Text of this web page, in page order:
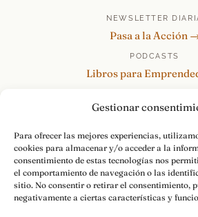
Gestionar
Para ofrecer las mejores experiencias,
cookies para almacenar y/o acceder a la
consentimiento de estas tecnologías nos
el comportamiento de navegación o las
sitio. No consentir o retirar el consentimiento,
negativamente a ciertas características y
NEWSLETTER
Pasa a la Acción
PODCASTS
Libros para
re:Invéntate /
MENTOR360
HABLAMOS
Contacto y